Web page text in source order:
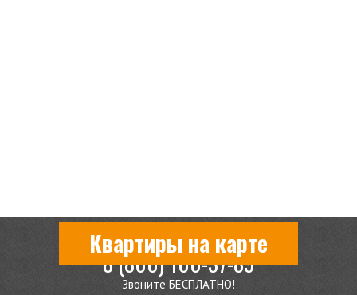
Квартиры на карте
8 (800) 100-37-89
Звоните БЕСПЛАТНО!